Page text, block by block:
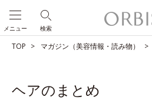
検索
メニュー
TOP マガジン（美容情報・読み物）
ヘアのまとめ